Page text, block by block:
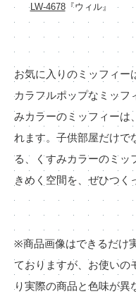
LW-4678『ウィル』
お気に入りのミッフィー
カラフルポップなミッフ
みカラーのミッフィーは
れます。子供部屋だけで
る、くすみカラーのミッ
きめく空間を、ぜひつく
※商品画像はできるだけ
ておりますが、お使いの
り実際の商品と色味が異